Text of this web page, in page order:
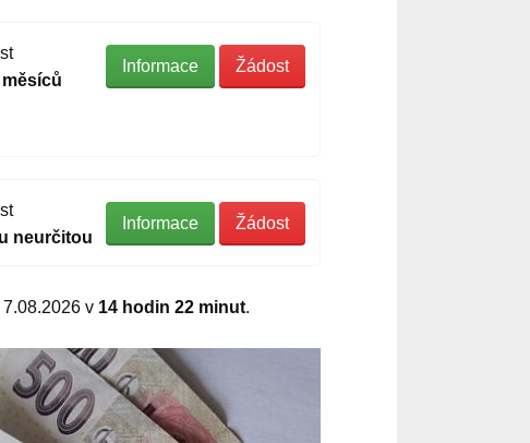
měsíců
Informace Žádost
neurčitou
Informace Žádost
v 14 hodin 22 minut.